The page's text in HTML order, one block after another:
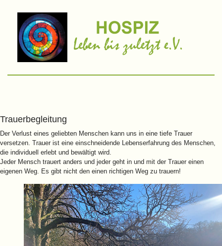
Trauerbegleitung
Der Verlust eines geliebten Menschen kann uns in eine tiefe Trauer
versetzen. Trauer ist eine einschneidende Lebenserfahrung des Menschen,
die individuell erlebt und bewältigt wird.
Jeder Mensch trauert anders und jeder geht in und mit der Trauer einen
eigenen Weg. Es gibt nicht den einen richtigen Weg zu trauern!